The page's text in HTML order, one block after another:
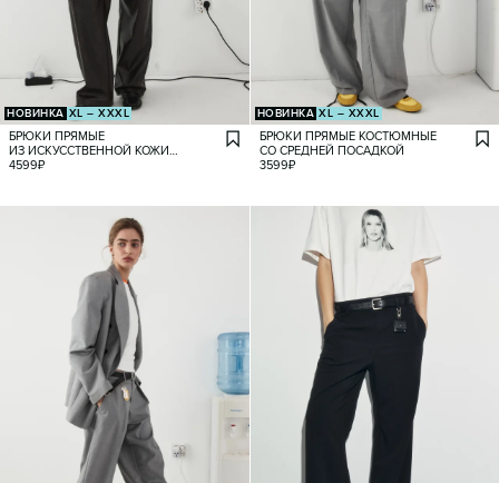
НОВИНКА XL – XXXL
БРЮКИ ПРЯМЫЕ
ИЗ ИСКУССТВЕННОЙ КОЖИ
ПОД КРОКОДИЛА
4599₽
НОВИНКА XL – XXXL
БРЮКИ ПРЯМЫЕ КОСТЮМНЫЕ
СО СРЕДНЕЙ ПОСАДКОЙ
3599₽